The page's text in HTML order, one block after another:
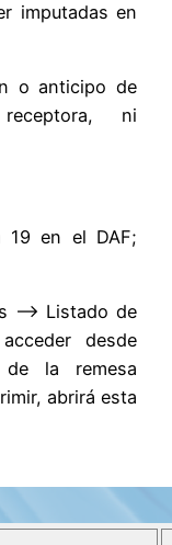
imputadas en
o anticipo de
ni
19 en el DAF;
–> Listado de
desde
de la remesa
abrirá esta